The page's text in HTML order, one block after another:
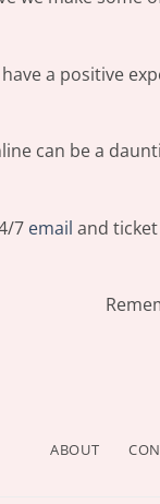
have a positive
can be a
7 email and
ABOUT